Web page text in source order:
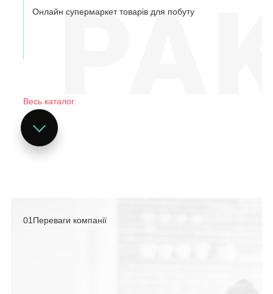
Онлайн супермаркет товарів для побуту
Весь каталог
01 Переваги компанії